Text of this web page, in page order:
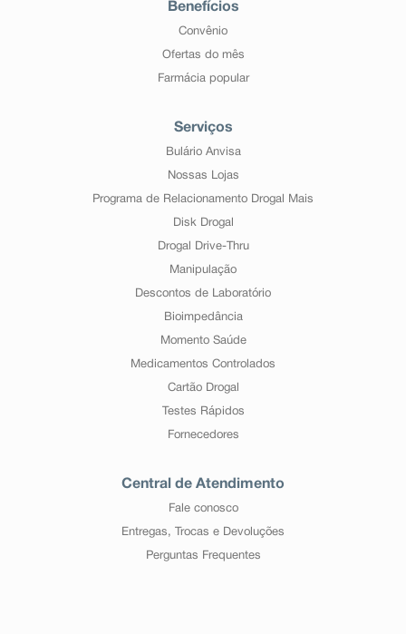
Benefícios
Convênio
Ofertas do mês
Farmácia popular
Serviços
Bulário Anvisa
Nossas Lojas
Programa de Relacionamento Drogal Mais
Disk Drogal
Drogal Drive-Thru
Manipulação
Descontos de Laboratório
Bioimpedância
Momento Saúde
Medicamentos Controlados
Cartão Drogal
Testes Rápidos
Fornecedores
Central de Atendimento
Fale conosco
Entregas, Trocas e Devoluções
Perguntas Frequentes